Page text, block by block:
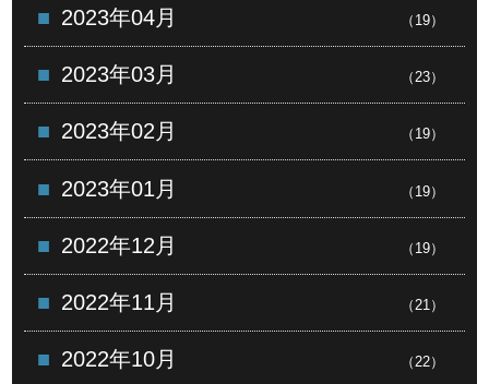
2023年04月 （19）
2023年03月 （23）
2023年02月 （19）
2023年01月 （19）
2022年12月 （19）
2022年11月 （21）
2022年10月 （22）